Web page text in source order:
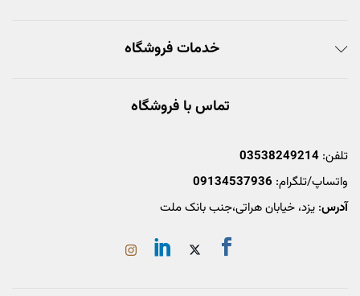
خدمات فروشگاه
تماس با فروشگاه
تلفن: 03538249214
واتساپ/تلگرام: 09134537936
آدرس: یزد، خیابان هراتی،جنب بانک ملت